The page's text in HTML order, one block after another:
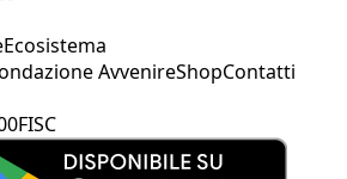
Ecosistema
AvvenireShopContatti
FISC